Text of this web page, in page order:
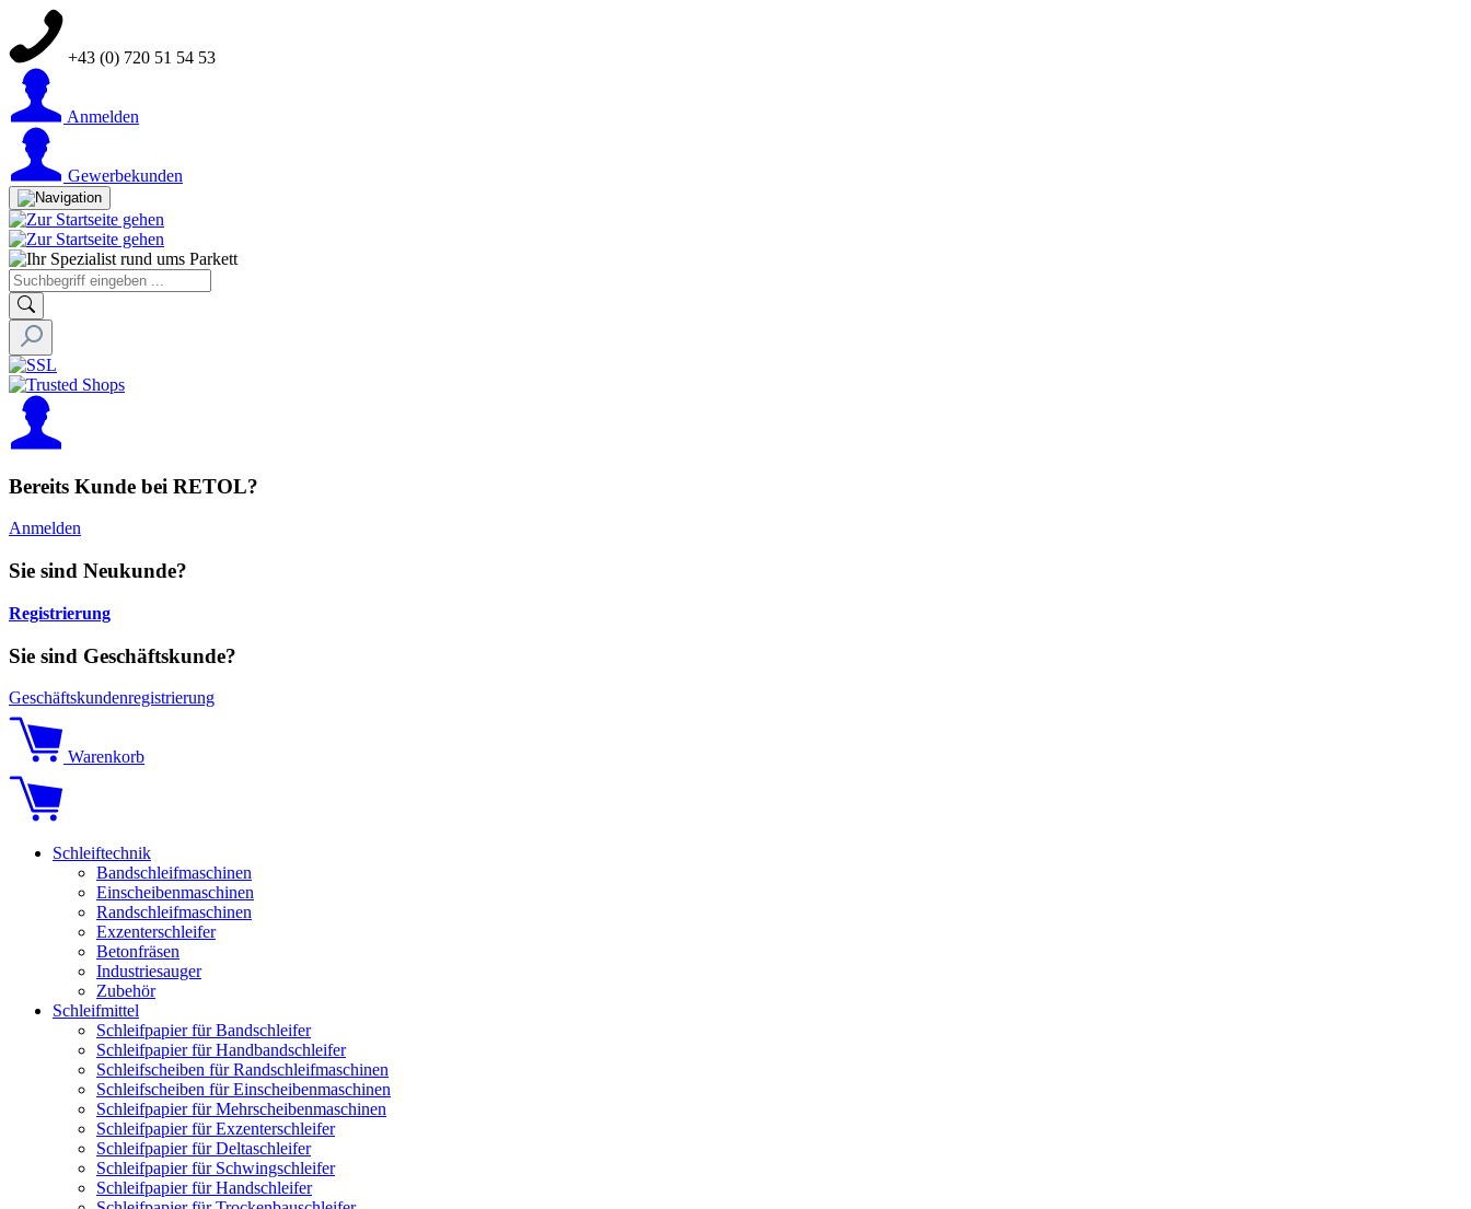
+43 (0) 720 51 54 53
Anmelden
Gewerbekunden
Bereits Kunde bei RETOL?
Anmelden
Sie sind Neukunde?
Registrierung
Sie sind Geschäftskunde?
Geschäftskundenregistrierung
Warenkorb
Schleiftechnik
Bandschleifmaschinen
Einscheibenmaschinen
Randschleifmaschinen
Exzenterschleifer
Betonfräsen
Industriesauger
Zubehör
Schleifmittel
Schleifpapier für Bandschleifer
Schleifpapier für Handbandschleifer
Schleifscheiben für Randschleifmaschinen
Schleifscheiben für Einscheibenmaschinen
Schleifpapier für Mehrscheibenmaschinen
Schleifpapier für Exzenterschleifer
Schleifpapier für Deltaschleifer
Schleifpapier für Schwingschleifer
Schleifpapier für Handschleifer